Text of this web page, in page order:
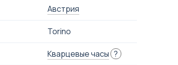
Австрия
Torino
Кварцевые часы ?